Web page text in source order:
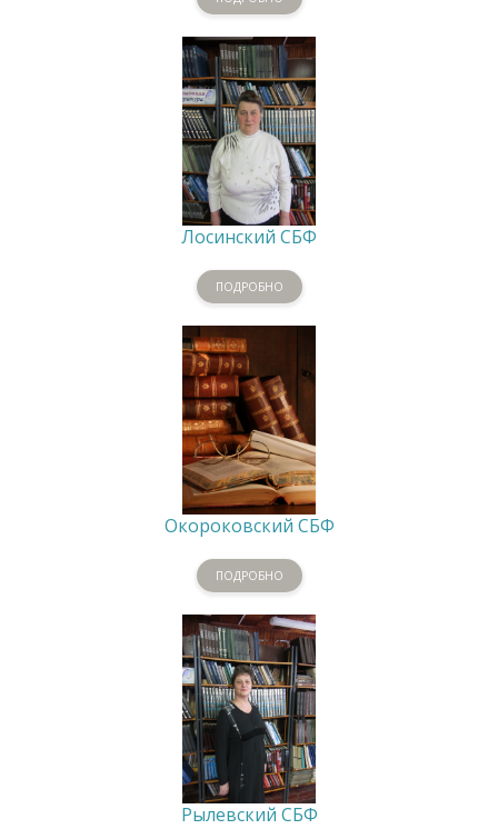
Лосинский СБФ
ПОДРОБНО
Окороковский СБФ
ПОДРОБНО
Рылевский СБФ